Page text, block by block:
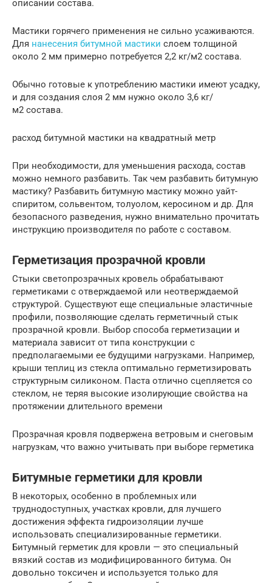
описании состава.
Мастики горячего применения не сильно усаживаются.
Для нанесения битумной мастики слоем толщиной
около 2 мм примерно потребуется 2,2 кг/м2 состава.
Обычно готовые к употреблению мастики имеют усадку,
и для создания слоя 2 мм нужно около 3,6 кг/
м2 состава.
расход битумной мастики на квадратный метр
При необходимости, для уменьшения расхода, состав
можно немного разбавить. Так чем разбавить битумную
мастику? Разбавить битумную мастику можно уайт-
спиритом, сольвентом, толуолом, керосином и др. Для
безопасного разведения, нужно внимательно прочитать
инструкцию производителя по работе с составом.
Герметизация прозрачной кровли
Стыки светопрозрачных кровель обрабатывают
герметиками с отверждаемой или неотверждаемой
структурой. Существуют еще специальные эластичные
профили, позволяющие сделать герметичный стык
прозрачной кровли. Выбор способа герметизации и
материала зависит от типа конструкции с
предполагаемыми ее будущими нагрузками. Например,
крыши теплиц из стекла оптимально герметизировать
структурным силиконом. Паста отлично сцепляется со
стеклом, не теряя высокие изолирующие свойства на
протяжении длительного времени
Прозрачная кровля подвержена ветровым и снеговым
нагрузкам, что важно учитывать при выборе герметика
Битумные герметики для кровли
В некоторых, особенно в проблемных или
труднодоступных, участках кровли, для лучшего
достижения эффекта гидроизоляции лучше
использовать специализированные герметики.
Битумный герметик для кровли — это специальный
вязкий состав из модифицированного битума. Он
довольно токсичен и используется только для